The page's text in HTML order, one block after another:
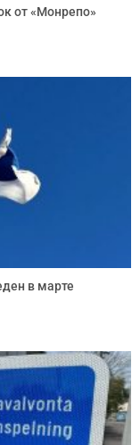
от «Монрепо»
в марте